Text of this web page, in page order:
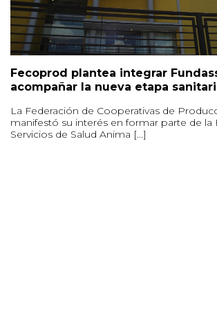
Fecoprod plantea integrar
acompañar la nueva etapa
La Federación de Cooperativas de
manifestó su interés en formar parte de la
Servicios de Salud Anima [...]